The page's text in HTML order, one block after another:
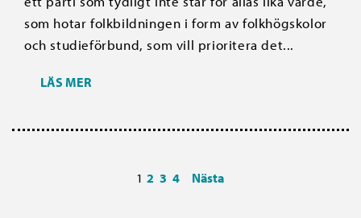
som hotar folkbildningen i form av folkhögskolor
och studieförbund, som vill prioritera det...
LÄS MER
1 2 3 4 Nästa